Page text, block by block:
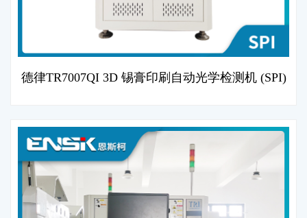
德律TR7007QI 3D 锡膏印刷自动光学检测机 (SPI)